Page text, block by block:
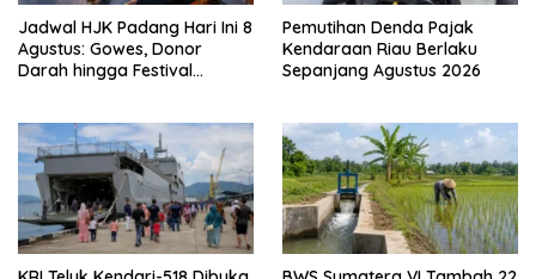
Jadwal HJK Padang Hari Ini 8
Agustus: Gowes, Donor
Darah hingga Festival
Pemutihan Denda Pajak
Kendaraan Riau Berlaku
Sepanjang Agustus 2026